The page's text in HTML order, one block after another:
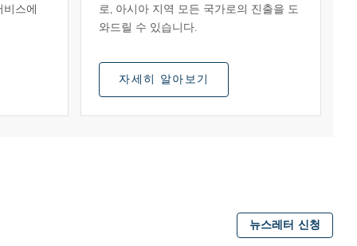
스에
로, 아시아 지역 모든 국가로의 진출을 도
와드릴 수 있습니다.
자세히 알아보기
뉴스레터 신청